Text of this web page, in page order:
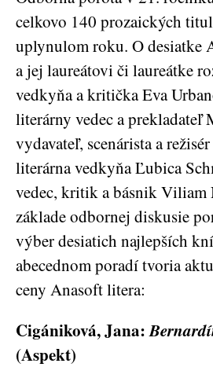
celkovo 140 prozaických
uplynulom roku. O desiatke
a jej laureátovi či laureátke
vedkyňa a kritička Eva
literárny vedec a prekladateľ
vydavateľ, scenárista a
literárna vedkyňa Ľubica
vedec, kritik a básnik Viliam
základe odbornej diskusie
výber desiatich najlepších
abecednom poradí tvoria
ceny Anasoft litera:
Cigániková, Jana:
(Aspekt)